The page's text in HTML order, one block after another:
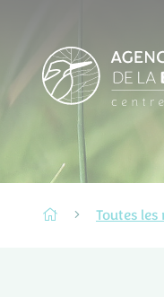
Toutes les